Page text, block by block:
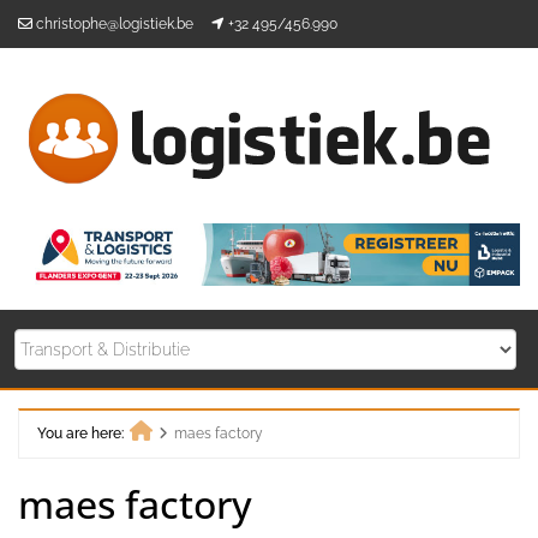
christophe@logistiek.be +32 495/456.990
You are here:
maes factory
maes factory